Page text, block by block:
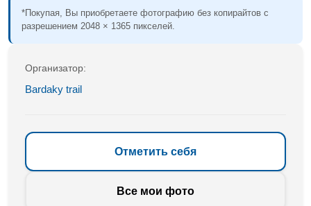
*Покупая, Вы приобретаете фотографию без копирайтов с
разрешением 2048 × 1365 пикселей.
Организатор:
Bardaky trail
Отметить себя
Все мои фото